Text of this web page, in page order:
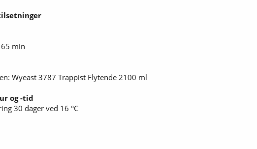
min
Wyeast 3787 Trappist Flytende 2100 ml
og -tid
30 dager ved 16 °C